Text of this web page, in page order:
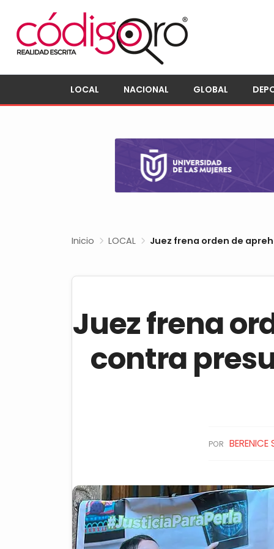
LOCAL NACIONAL GLOBAL
Inicio LOCAL Juez frena orden de
Juez frena
contra
POR BERENICE